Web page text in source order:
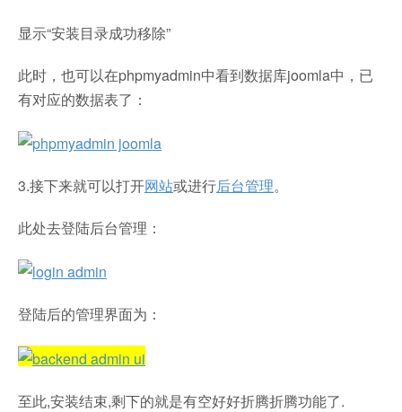
显示“安装目录成功移除”
此时，也可以在phpmyadmin中看到数据库joomla中，已
有对应的数据表了：
3.接下来就可以打开网站或进行后台管理。
此处去登陆后台管理：
登陆后的管理界面为：
至此,安装结束,剩下的就是有空好好折腾折腾功能了.